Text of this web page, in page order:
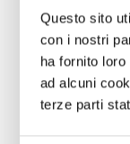
Questo sito
con i nostri
ha fornito
ad alcuni
terze parti